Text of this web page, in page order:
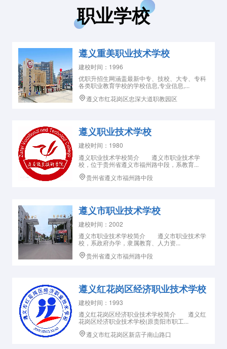
职业学校
遵义重美职业技术学校
建校时间：1996
优职升招生网涵盖最新中专、技校、大专、专科
各类职业教育学校的学校信息,专业信息,...
遵义市红花岗区忠深大道职教园区
遵义职业技术学校
建校时间：1980
遵义职业技术学校简介 遵义市职业技术学
校，位于贵州省遵义市福州路中段，系教育...
贵州省遵义市福州路中段
遵义市职业技术学校
建校时间：2002
遵义市职业技术学校简介 遵义市职业技术学
校，系政府办学，隶属教育、人力资...
贵州省遵义市福州路中段
遵义红花岗区经济职业技术学校
建校时间：1993
遵义红花岗区经济职业技术学校简介 遵义红
花岗区经济职业技术学校(原贵阳市职工...
遵义市红花岗区新店子南山路口